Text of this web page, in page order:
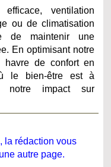
ventilation
ou de climatisation
de maintenir une
En optimisant notre
de confort en
le bien-être est à
notre impact sur
la rédaction vous
autre page.